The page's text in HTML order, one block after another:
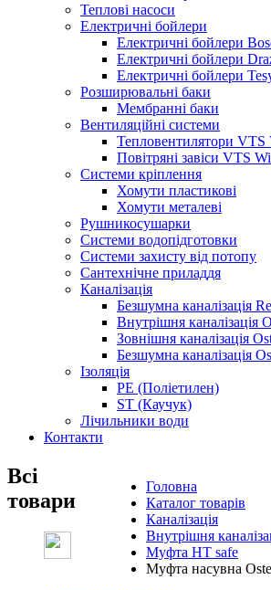
Теплові насоси
Електричні бойлери
Електричні бойлери
Електричні бойлери
Електричні бойлери
Розширювальні баки
Мембранні баки
Вентиляційні системи
Тепловентилятори VTS
Повітряні завіси VTS
Системи кріплення
Хомути пластикові
Хомути металеві
Рушникосушарки
Системи водопідготовки
Системи захисту від потопу
Сантехнічне приладдя
Каналізація
Безшумна каналізація
Внутрішня каналізація
Зовнішня каналізація
Безшумна каналізація
Ізоляція
PE (Поліетилен)
ST (Каучук)
Лічильники води
Контакти
Головна
Каталог товарів
Каналізація
Внутрішня
Муфта HT safe
Муфта насувна
Всі
товари